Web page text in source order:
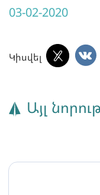
03-02-2020
Կիսվել
Այլ